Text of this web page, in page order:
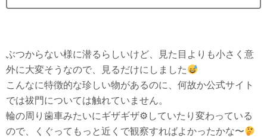
ぶつからない様に潜るらしいけど、見た目よりも小さく意
外に大変そうなので、見るだけにしました
こんなに特徴的な珍しい物があるのに、何故か公式サイト
では祓門については触れていません。
輪の周り歯車みたいにギザギザ⚙していたり変わっている
ので、くぐってもっと近くで観察すればよかったかな〜